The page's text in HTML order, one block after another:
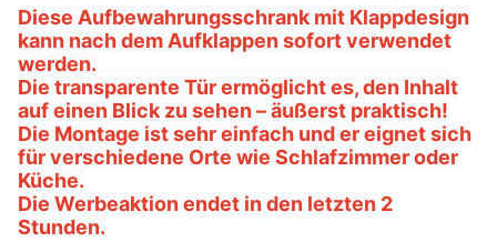
Diese Aufbewahrungsschrank mit Klappdesign
kann nach dem Aufklappen sofort verwendet
werden.
Die transparente Tür ermöglicht es, den Inhalt
auf einen Blick zu sehen – äußerst praktisch!
Die Montage ist sehr einfach und er eignet sich
für verschiedene Orte wie Schlafzimmer oder
Küche.
Die Werbeaktion endet in den letzten 2
Stunden.